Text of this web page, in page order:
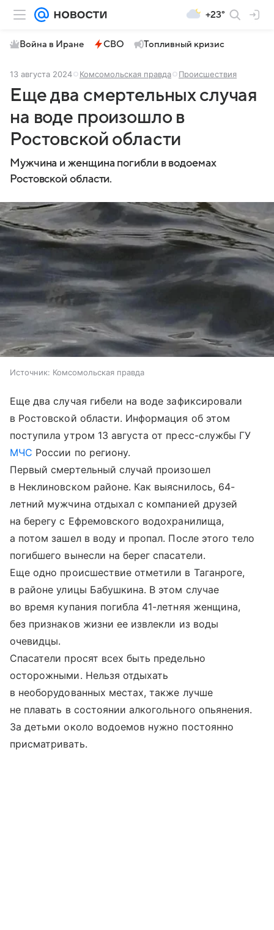
+23°
Война в Иране СВО Топливный кризис
13 августа 2024 Комсомольская правда Происшествия
Еще два смертельных случая
на воде произошло в
Ростовской области
Мужчина и женщина погибли в водоемах
Ростовской области.
Источник: Комсомольская правда
Еще два случая гибели на воде зафиксировали
в Ростовской области. Информация об этом
поступила утром 13 августа от пресс-службы ГУ
МЧС России по региону.
Первый смертельный случай произошел
в Неклиновском районе. Как выяснилось, 64-
летний мужчина отдыхал с компанией друзей
на берегу с Ефремовского водохранилища,
а потом зашел в воду и пропал. После этого тело
погибшего вынесли на берег спасатели.
Еще одно происшествие отметили в Таганроге,
в районе улицы Бабушкина. В этом случае
во время купания погибла 41-летняя женщина,
без признаков жизни ее извлекли из воды
очевидцы.
Спасатели просят всех быть предельно
осторожными. Нельзя отдыхать
в необорудованных местах, также лучше
не плавать в состоянии алкогольного опьянения.
За детьми около водоемов нужно постоянно
присматривать.